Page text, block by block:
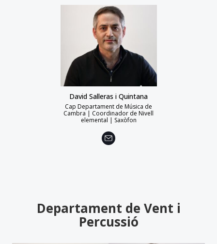
David Salleras i Quintana
Cap Departament de Música de
Cambra | Coordinador de Nivell
elemental | Saxòfon
Departament de Vent i
Percussió